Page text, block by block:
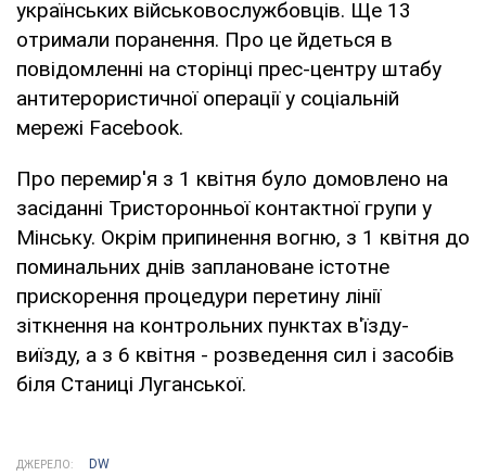
українських військовослужбовців. Ще 13
отримали поранення. Про це йдеться в
повідомленні на сторінці прес-центру штабу
антитерористичної операції у соціальній
мережі Facebook.
Про перемир'я з 1 квітня було домовлено на
засіданні Тристоронньої контактної групи у
Мінську. Окрім припинення вогню, з 1 квітня до
поминальних днів заплановане істотне
прискорення процедури перетину лінії
зіткнення на контрольних пунктах в'їзду-
виїзду, а з 6 квітня - розведення сил і засобів
біля Станиці Луганської.
ДЖЕРЕЛО: DW